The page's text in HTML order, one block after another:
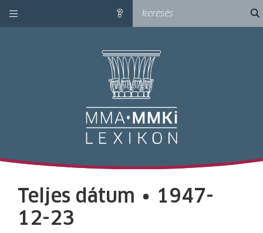
kategóriák
súgó
Teljes dátum ∙ 1947-
12-23